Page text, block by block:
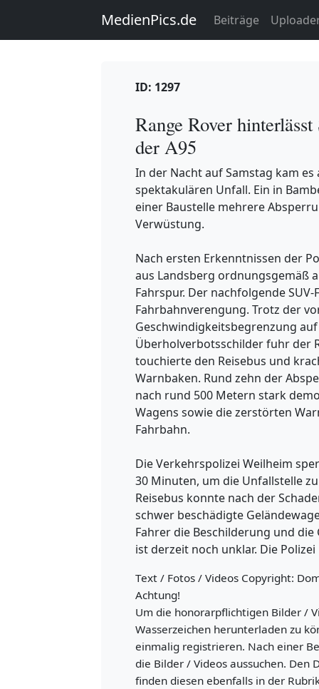
MedienPics.de Beiträge
ID: 1297
Range Rover
der A95
In der Nacht auf Samstag kam
spektakulären Unfall. Ein in
einer Baustelle mehrere
Verwüstung.
Nach ersten Erkenntnissen der
aus Landsberg ordnungsgemäß
Fahrspur. Der nachfolgende
Fahrbahnverengung. Trotz der
Geschwindigkeitsbegrenzung
Überholverbotsschilder fuhr der
touchierte den Reisebus und
Warnbaken. Rund zehn der
nach rund 500 Metern stark
Wagens sowie die zerstörten
Fahrbahn.
Die Verkehrspolizei Weilheim
30 Minuten, um die Unfallstelle
Reisebus konnte nach der
schwer beschädigte
Fahrer die Beschilderung und
ist derzeit noch unklar. Die
Text / Fotos / Videos Copyright:
Achtung!
Um die honorarpflichtigen Bilder /
Wasserzeichen herunterladen zu
einmalig registrieren. Nach einer
die Bilder / Videos aussuchen. Den
finden diesen ebenfalls in der